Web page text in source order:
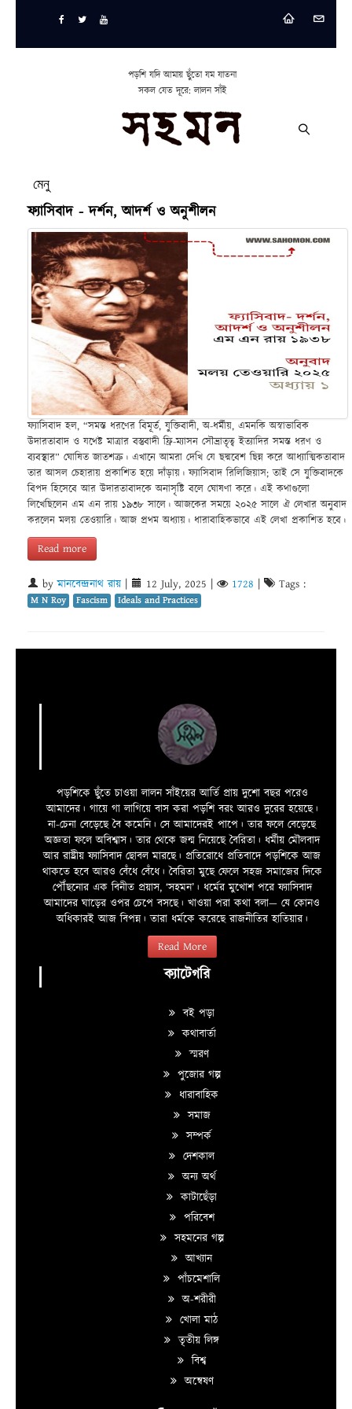
পড়শি যদি আমায় ছুঁতো যম যাতনা
সকল যেত দূরে: লালন সাঁই
মেনু
ফ্যাসিবাদ - দর্শন, আদর্শ ও অনুশীলন
ফ্যাসিবাদ হল, “সমস্ত ধরণের বিমূর্ত, যুক্তিবাদী, অ-ধর্মীয়, এমনকি অস্বাভাবিক
উদারতাবাদ ও যথেষ্ট মাত্রার বস্তুবাদী ফ্রি-ম্যাসন সৌভ্রাতৃত্ব ইত্যাদির সমস্ত ধরণ ও
ব্যবস্থার” ঘোষিত জাতশত্রু। এখানে আমরা দেখি যে ছদ্মবেশ ছিন্ন করে আধ্যাত্মিকতাবাদ
তার আসল চেহারায় প্রকাশিত হয়ে দাঁড়ায়। ফ্যাসিবাদ রিলিজিয়াস; তাই সে যুক্তিবাদকে
বিপদ হিসেবে আর উদারতাবাদকে অনাসৃষ্টি বলে ঘোষণা করে। এই কথাগুলো
লিখেছিলেন এম এন রায় ১৯৩৮ সালে। আজকের সময়ে ২০২৫ সালে ঐ লেখার অনুবাদ
করলেন মলয় তেওয়ারি। আজ প্রথম অধ্যায়। ধারাবাহিকভাবে এই লেখা প্রকাশিত হবে।
Read more
byমানবেন্দ্রনাথ রায় 12 July, 2025 1728 Tags :
M N Roy Fascism Ideals and Practices
পড়শিকে ছুঁতে চাওয়া লালন সাঁইয়ের আর্তি প্রায় দুশো বছর পরেও
আমাদের। গায়ে গা লাগিয়ে বাস করা পড়শি বরং আরও দুরের হয়েছে।
না-চেনা বেড়েছে বৈ কমেনি। সে আমাদেরই পাপে। তার ফলে বেড়েছে
অজ্ঞতা ফলে অবিশ্বাস। তার থেকে জন্ম নিয়েছে বৈরিতা। ধর্মীয় মৌলবাদ
আর রাষ্ট্রীয় ফ্যাসিবাদ ছোবল মারছে। প্রতিরোধে প্রতিবাদে পড়শিকে আজ
থাকতে হবে আরও বেঁধে বেঁধে। বৈরিতা মুছে ফেলে সহজ সমাজের দিকে
পৌঁছনোর এক বিনীত প্রয়াস, ‘সহমন’। ধর্মের মুখোশ পরে ফ্যাসিবাদ
আমাদের ঘাড়ের ওপর চেপে বসছে। খাওয়া পরা কথা বলা—­­ যে কোনও
অধিকারই আজ বিপন্ন। তারা ধর্মকে করেছে রাজনীতির হাতিয়ার।
Read More
ক্যাটেগরি
বই পড়া
কথাবার্তা
স্মরণ
পুজোর গল্প
ধারাবাহিক
সমাজ
সম্পর্ক
দেশকাল
অন্য অর্থ
কাটাছেঁড়া
পরিবেশ
সহমনের গল্প
আখ্যান
পাঁচমেশালি
অ-শরীরী
খোলা মাঠ
তৃতীয় লিঙ্গ
বিশ্ব
অন্বেষণ